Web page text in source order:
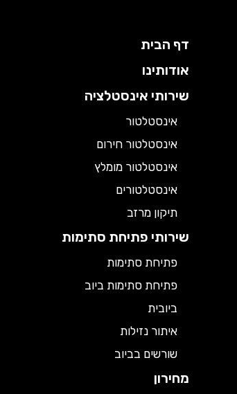
דף הבית
אודותינו
שירותי אינסטלציה
אינסטלטור
אינסטלטור חירום
אינסטלטור מומלץ
אינסטלטורים
תיקון מרזב
שירותי פתיחת סתימות
פתיחת סתימות
פתיחת סתימות ביוב
ביובית
איתור נזילות
שורשים בביוב
מחירון